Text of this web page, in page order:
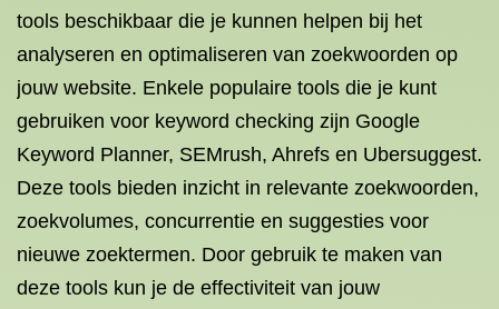
tools beschikbaar die je kunnen helpen bij het
analyseren en optimaliseren van zoekwoorden op
jouw website. Enkele populaire tools die je kunt
gebruiken voor keyword checking zijn Google
Keyword Planner, SEMrush, Ahrefs en Ubersuggest.
Deze tools bieden inzicht in relevante zoekwoorden,
zoekvolumes, concurrentie en suggesties voor
nieuwe zoektermen. Door gebruik te maken van
deze tools kun je de effectiviteit van jouw